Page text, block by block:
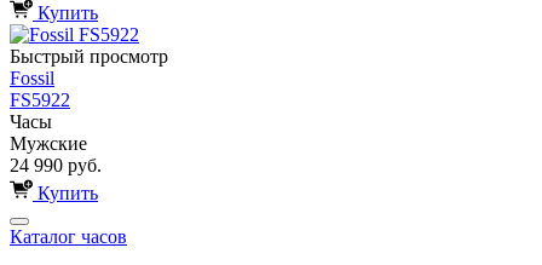
Купить
Быстрый просмотр
Fossil
FS5922
Часы
Мужские
24 990 руб.
Купить
Каталог часов